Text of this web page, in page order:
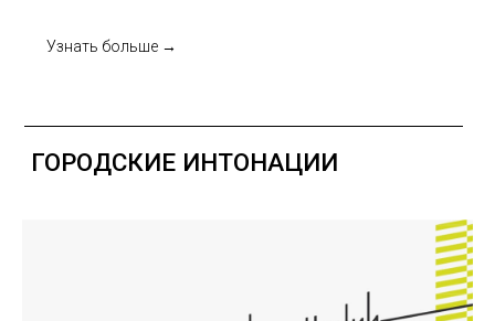
Узнать больше →